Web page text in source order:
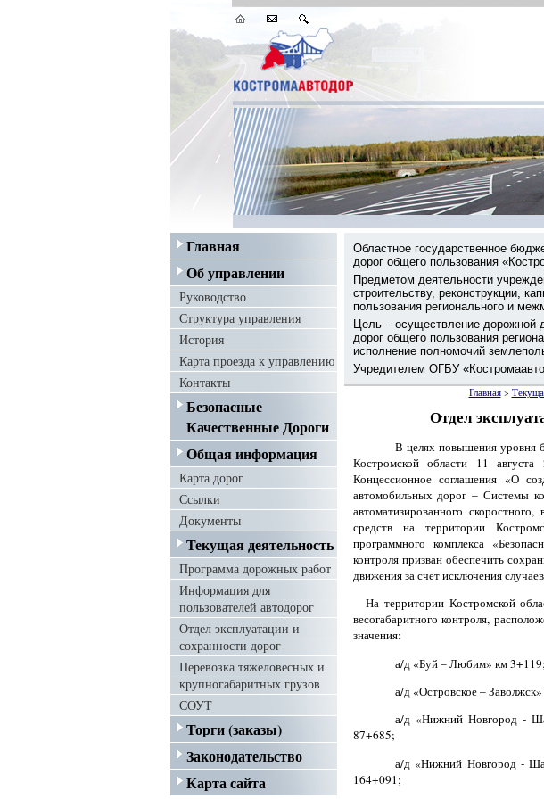
Главная
Об управлении
Руководство
Структура управления
История
Карта проезда к управлению
Контакты
Безопасные
Качественные Дороги
Общая информация
Карта дорог
Ссылки
Документы
Текущая деятельность
Программа дорожных работ
Информация для
пользователей автодорог
Отдел эксплуатации и
сохранности дорог
Перевозка тяжеловесных и
крупногабаритных грузов
СОУТ
Торги (заказы)
Законодательство
Карта сайта
Областное государственное
дорог общего пользования
Предметом деятельности
строительству, реконструкции,
пользования регионального и
Цель – осуществление дорожной
дорог общего пользования
исполнение полномочий
Учредителем ОГБУ
Главная>
Отдел
В целях повышения уровня
Костромской области 11
Концессионное соглашения «О
автомобильных дорог – Системы
автоматизированного
средств на территории
программного комплекса
контроля призван обеспечить
движения за счет исключения
На территории Костромской
весогабаритного контроля,
значения:
а/д «Буй – Любим» км 3+119;
а/д «Островское –
а/д «Нижний Новгород -
87+685;
а/д «Нижний Новгород -
164+091;